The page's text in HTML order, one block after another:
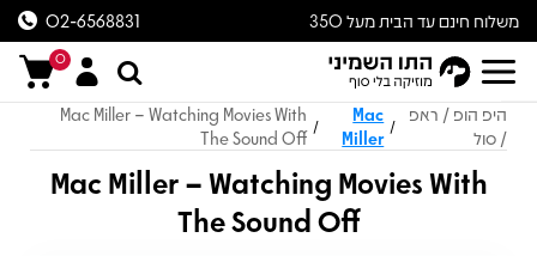
משלוח חינם עד הבית מעל 350
ש״ח
02-6568831
0
היפ הופ / ראפ
/ סול
/
Mac
Miller
/
Mac Miller – Watching Movies With
The Sound Off
Mac Miller – Watching Movies With
The Sound Off